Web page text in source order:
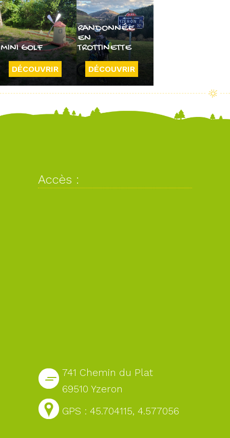
MINI GOLF
DÉCOUVRIR
RANDONNÉE
EN
TROTTINETTE
DÉCOUVRIR
Accès :
741 Chemin du Plat
69510 Yzeron
GPS : 45.704115, 4.577056